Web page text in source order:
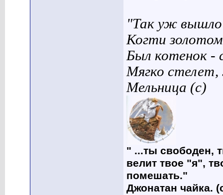
"Так уж вышло
Когти
Был котенок -
Мягко
Мельница (с)
" ...ты свободен,
велит твое "я",
помешать."
Джонатан чайка.